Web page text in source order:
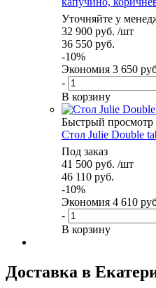
Уточняйте у
32 900 руб. /шт
36 550 руб.
-10%
Экономия 3 650
-
В корзину
Быстрый просмотр
Стол Julie Double
Под заказ
41 500 руб. /шт
46 110 руб.
-10%
Экономия 4 610
-
В корзину
Доставка в